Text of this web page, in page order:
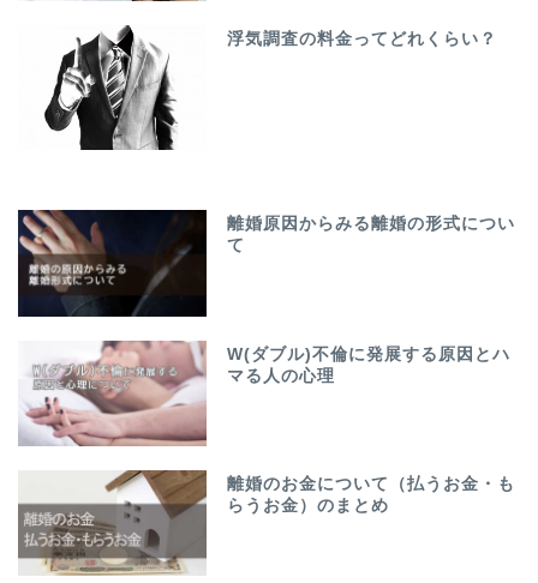
浮気調査の料金ってどれくらい？
離婚原因からみる離婚の形式につい
て
W(ダブル)不倫に発展する原因とハ
マる人の心理
離婚のお金について（払うお金・も
らうお金）のまとめ